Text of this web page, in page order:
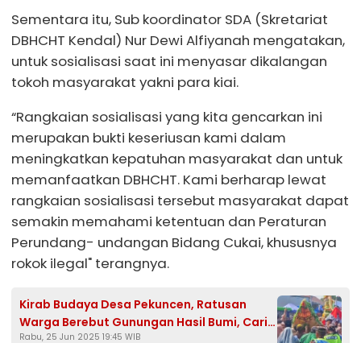
Sementara itu, Sub koordinator SDA (Skretariat
DBHCHT Kendal) Nur Dewi Alfiyanah mengatakan,
untuk sosialisasi saat ini menyasar dikalangan
tokoh masyarakat yakni para kiai.
“Rangkaian sosialisasi yang kita gencarkan ini
merupakan bukti keseriusan kami dalam
meningkatkan kepatuhan masyarakat dan untuk
memanfaatkan DBHCHT. Kami berharap lewat
rangkaian sosialisasi tersebut masyarakat dapat
semakin memahami ketentuan dan Peraturan
Perundang- undangan Bidang Cukai, khususnya
rokok ilegal" terangnya.
Kirab Budaya Desa Pekuncen, Ratusan
Warga Berebut Gunungan Hasil Bumi, Cari
Keberkahan
Rabu, 25 Jun 2025 19:45 WIB